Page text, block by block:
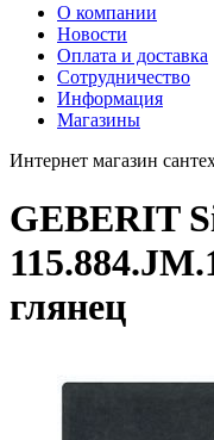
О компании
Новости
Оплата и доставка
Сотрудничество
Информация
Магазины
Интернет магазин
GEBERIT
глянец